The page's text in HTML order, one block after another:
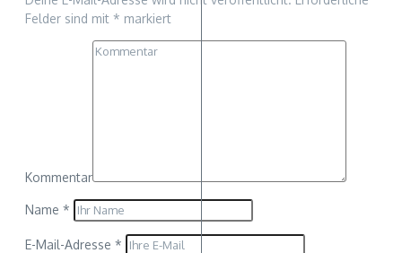
Felder sind mit * markiert
Kommentar
Name *
E-Mail-Adresse *